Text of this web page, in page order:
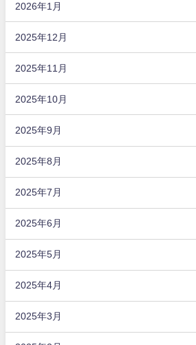
2026年1月
2025年12月
2025年11月
2025年10月
2025年9月
2025年8月
2025年7月
2025年6月
2025年5月
2025年4月
2025年3月